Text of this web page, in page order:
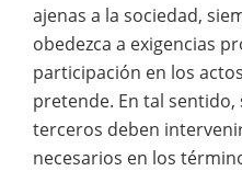
ajenas a la sociedad,
obedezca a exigencias
participación en los
pretende. En tal
terceros deben
necesarios en los